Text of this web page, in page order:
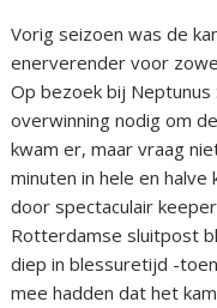
Vorig seizoen was de
enerverender voor
Op bezoek bij Neptunus
overwinning nodig om
kwam er, maar vraag
minuten in hele en halve
door spectaculair
Rotterdamse sluitpost
diep in blessuretijd -
mee hadden dat het